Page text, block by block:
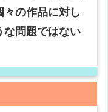
の作品に対し
な問題ではない